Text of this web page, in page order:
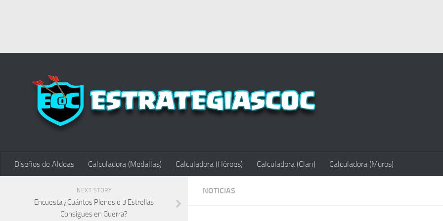
Diseños de Aldeas Calculadora (Medallas) Calculadora (Héroes) Calculadora (Clan) Calculadora (Muros)
NOTICIAS
NEXT STORY
Encuesta ¿Cuántos Plenos o 3 Estrellas
Consigues en Guerra?